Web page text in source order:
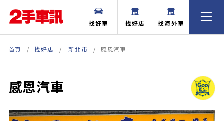
找好車 找好店 找海外車
首頁 找好店 新北市 感恩汽車
感恩汽車